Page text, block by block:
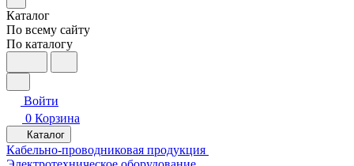
Каталог
По всему сайту
По каталогу
Войти
0 Корзина
Каталог
Кабельно-проводниковая продукция